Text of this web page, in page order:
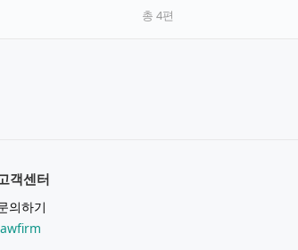
총 4편
객센터
의하기